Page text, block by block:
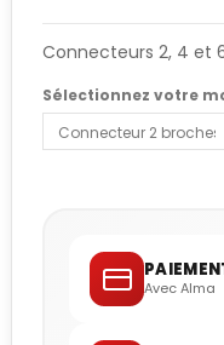
Connecteurs 2, 4 et
Sélectionnez votre
Avec Alma